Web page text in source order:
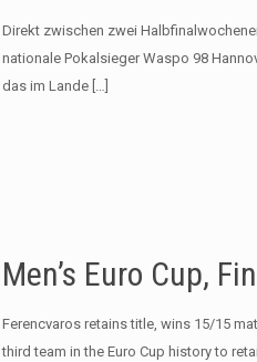
Direkt zwischen zwei
nationale Pokalsieger Waspo 98
das im Lande[…]
Men’s Euro Cup,
Ferencvaros retains title, wins 15/15
third team in the Euro Cup history to